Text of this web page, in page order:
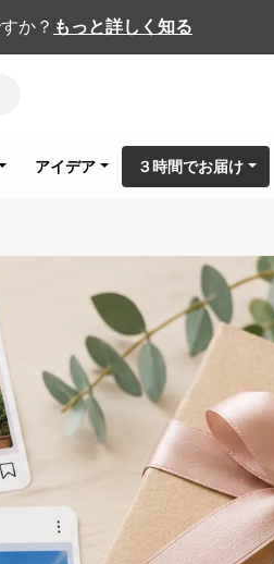
か？ もっと詳しく知る
アイデア ３時間でお届け